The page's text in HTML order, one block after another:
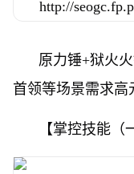
原力锤+狱火
首领等场景需求高
【掌控技能（